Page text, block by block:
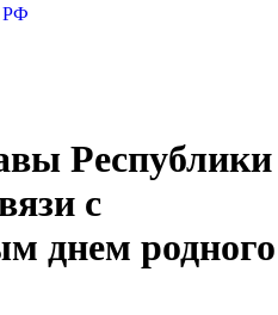
РФ
Республики
с
днем родного